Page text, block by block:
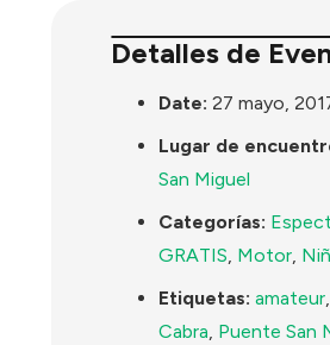
Detalles de
Date: 27 mayo,
Lugar de
San Miguel
Categorías:
GRATIS, Motor,
Etiquetas: amateur,
Cabra, Puente San